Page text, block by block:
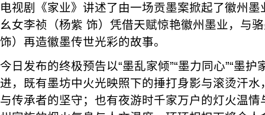
电视剧《家业》讲述了由一场贡墨案掀起了徽州
幺女李祯（杨紫 饰）凭借天赋惊艳徽州墨业，与
饰）再造徽墨传世光彩的故事。
今日发布的终极预告以“墨乱家倾”“墨力同心”“墨护
进，既有墨坊中火光映照下的捶打身影与滚烫汗
与传承者的坚守；也有夜游时千家万户的灯火温